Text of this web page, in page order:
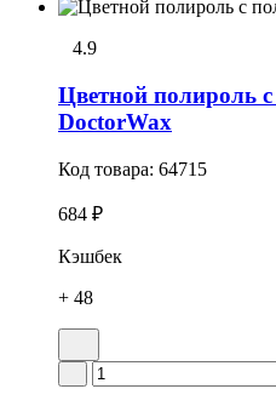
4.9
Цветной полироль
DoctorWax
Код товара: 64715
684 ₽
Кэшбек
+ 48